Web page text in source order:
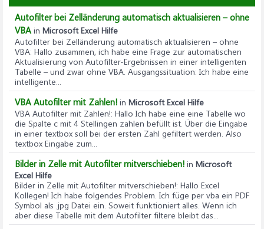
Autofilter bei Zelländerung automatisch aktualisieren – ohne
VBA in Microsoft Excel Hilfe
Autofilter bei Zelländerung automatisch aktualisieren – ohne
VBA: Hallo zusammen, ich habe eine Frage zur automatischen
Aktualisierung von Autofilter-Ergebnissen in einer intelligenten
Tabelle – und zwar ohne VBA. Ausgangssituation: Ich habe eine
intelligente...
VBA Autofilter mit Zahlen! in Microsoft Excel Hilfe
VBA Autofilter mit Zahlen!: Hallo Ich habe eine eine Tabelle wo
die Spalte c mit 4 Stellingen zahlen befüllt ist. Über die Eingabe
in einer textbox soll bei der ersten Zahl gefiltert werden. Also
textbox Eingabe zum...
Bilder in Zelle mit Autofilter mitverschieben! in Microsoft
Excel Hilfe
Bilder in Zelle mit Autofilter mitverschieben!: Hallo Excel
Kollegen! Ich habe folgendes Problem. Ich füge per vba ein PDF
Symbol als .jpg Datei ein. Soweit funktioniert alles. Wenn ich
aber diese Tabelle mit dem Autofilter filtere bleibt das...